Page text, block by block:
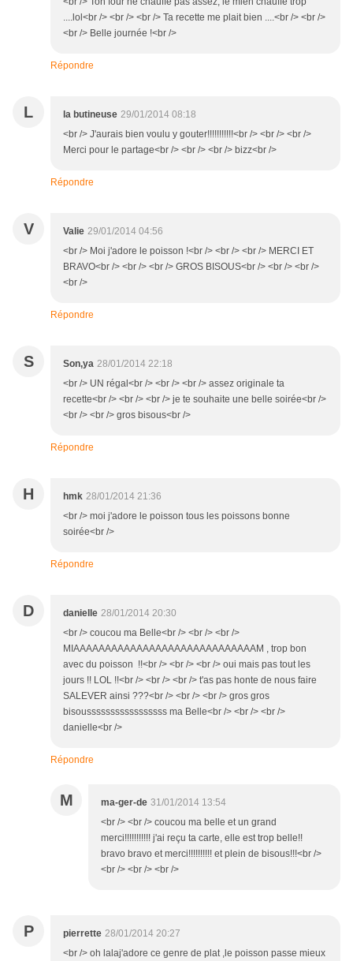
....lol<br /> <br /> <br /> Ta recette me plait bien ....<br /> <br />
<br /> Belle journée !<br />
Répondre
L la butineuse 29/01/2014 08:18
<br /> J'aurais bien voulu y gouter!!!!!!!!!!!<br /> <br /> <br />
Merci pour le partage<br /> <br /> <br /> bizz<br />
Répondre
V Valie 29/01/2014 04:56
<br /> Moi j'adore le poisson !<br /> <br /> <br /> MERCI ET
BRAVO<br /> <br /> <br /> GROS BISOUS<br /> <br /> <br />
<br />
Répondre
S Son,ya 28/01/2014 22:18
<br /> UN régal<br /> <br /> <br /> assez originale ta
recette<br /> <br /> <br /> je te souhaite une belle soirée<br />
<br /> <br /> gros bisous<br />
Répondre
H hmk 28/01/2014 21:36
<br /> moi j'adore le poisson tous les poissons bonne
soirée<br />
Répondre
D danielle 28/01/2014 20:30
<br /> coucou ma Belle<br /> <br /> <br />
MIAAAAAAAAAAAAAAAAAAAAAAAAAAAAAM , trop bon
avec du poisson !!<br /> <br /> <br /> oui mais pas tout les
jours !! LOL !!<br /> <br /> <br /> t'as pas honte de nous faire
SALEVER ainsi ???<br /> <br /> <br /> gros gros
bisousssssssssssssssss ma Belle<br /> <br /> <br />
danielle<br />
Répondre
M ma-ger-de 31/01/2014 13:54
<br /> <br /> coucou ma belle et un grand
merci!!!!!!!!!!! j'ai reçu ta carte, elle est trop belle!!
bravo bravo et merci!!!!!!!!!! et plein de bisous!!!<br />
<br /> <br /> <br />
P pierrette 28/01/2014 20:27
<br /> oh lalaj'adore ce genre de plat ,le poisson passe mieux